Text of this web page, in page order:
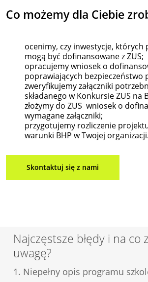
Co możemydla Ciebie
ocenimy, czy inwestycje, których
mogą być dofinansowane z ZUS;
opracujemy wniosek o
poprawiających bezpieczeństwo
zweryfikujemy załączniki
składanego w Konkursie ZUS na
złożymy do ZUS wniosek o
wymagane załączniki;
przygotujemy rozliczenie
warunki BHP w Twojej organizacji.
Skontaktuj się z nami
Najczęstsze błędy i na co
uwagę?
1. Niepełny opis programu